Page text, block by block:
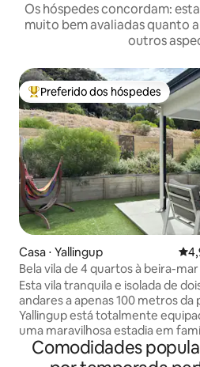
Os hóspedes concordam:
muito bem avaliadas quanto
outros
Entre os melhores preferidos dos
Preferido dos hóspedes
Casa ⋅ Yallingup
Bela vila de 4 quartos à beira-
Yallingup
Esta vila tranquila e isolada de
andares a apenas 100 metros da
Yallingup está totalmente
uma maravilhosa estadia em
cozinha. 3 quartos e 2 banheiros
andar de cima e duas áreas de
Comodidades